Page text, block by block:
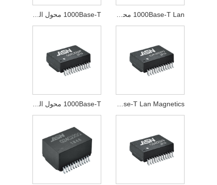
1000Base-T محول الشبكة 1000Base-T Lan محول
1000Base-T محول النبض 1000Base-T Lan Magnetics